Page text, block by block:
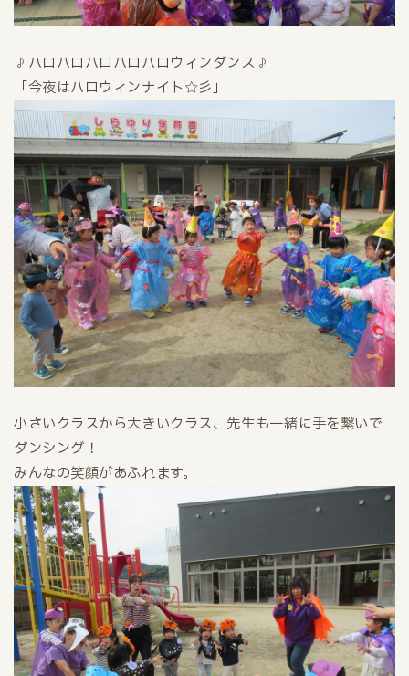
♪ハロハロハロハロハロウィンダンス♪
「今夜はハロウィンナイト☆彡」
小さいクラスから大きいクラス、先生も一緒に手を繋いで
ダンシング！
みんなの笑顔があふれます。